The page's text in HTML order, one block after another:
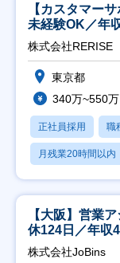
【カスタマー
未経験OK／年
株式会社RERISE
東京都
340万~550万
正社員採用 職
月残業20時間以内
【大阪】営業
休124日／年収
株式会社JoBins